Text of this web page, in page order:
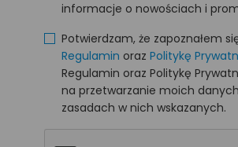
informacje o nowościach i
Potwierdzam, że zapoznałem
Regulamin oraz Politykę
Regulamin oraz Politykę
na przetwarzanie moich danych
zasadach w nich wskazanych.